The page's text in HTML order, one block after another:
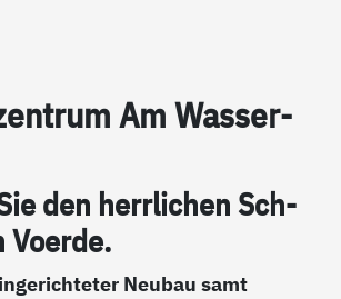
Am Was­ser­
den herr­li­chen Sch­
Vo­er­de.
Neubau samt